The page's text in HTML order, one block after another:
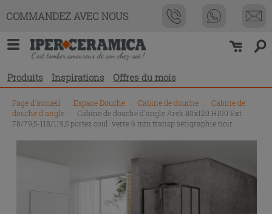
COMMANDEZ AVEC NOUS
Produits Inspirations Offres du mois
Page d'accueil Espace Douche Cabine de douche
Cabine de
douche d'angle
Cabine de douche d'angle Arek 80x120 H190 Ext
78/79,5-118/119,5 portes coul. verre 6 mm transp sérigraphie noir